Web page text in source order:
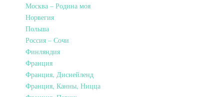
Москва – Родина моя
Норвегия
Польша
Россия – Сочи
Финляндия
Франция
Франция, Диснейленд
Франция, Канны, Ницца